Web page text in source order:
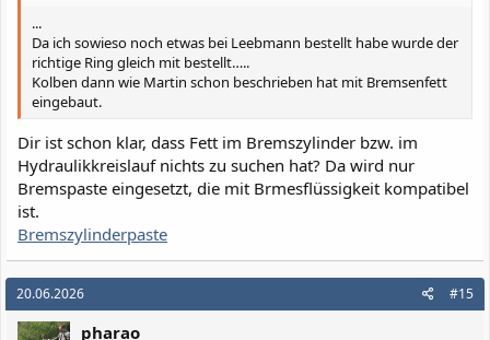
...
Da ich sowieso noch etwas bei Leebmann bestellt habe wurde der
richtige Ring gleich mit bestellt…..
Kolben dann wie Martin schon beschrieben hat mit Bremsenfett
eingebaut.
Dir ist schon klar, dass Fett im Bremszylinder bzw. im
Hydraulikkreislauf nichts zu suchen hat? Da wird nur
Bremspaste eingesetzt, die mit Brmesflüssigkeit kompatibel
ist.
Bremszylinderpaste
20.06.2026 #15
pharao